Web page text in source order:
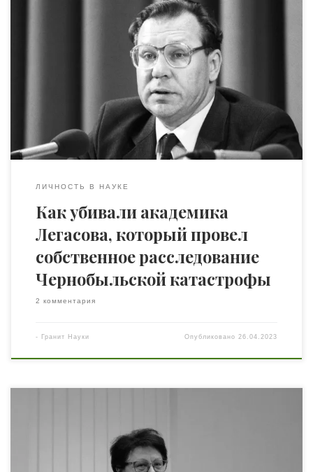
Во вторую годовщину Чернобыля академик Валерий
Легасов был найден мертвым в своей квартире:
самоубийство. На следующий день ученый, который
провел четыре месяца у места аварии на ЧАЭС, должен
был огласить свои результаты расследования причин
Чернобыльской катастрофы. Что стало причиной ухода
Легасова из жизни? После разразившейся катастрофы на
Чернобыльской атомной электростанции […]
ЛИЧНОСТЬ В НАУКЕ
Как убивали академика
Легасова, который провел
собственное расследование
Чернобыльской катастрофы
2 комментария
- Гранит Науки Опубликовано 26.04.2023
Филиппович, в которой она поднимает вопросы
связанные с религиоведением в Украине, однако,
озвученные ею проблемы не обходят стороной и другие